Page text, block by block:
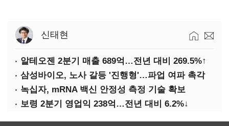
신태현
알테오젠 2분기 매출 689억…전년 대비 269.5%↑
삼성바이오, 노사 갈등 '진행형'…파업 여파 촉각
녹십자, mRNA 백신 안정성 측정 기술 확보
보령 2분기 영업익 238억…전년 대비 6.2%↓